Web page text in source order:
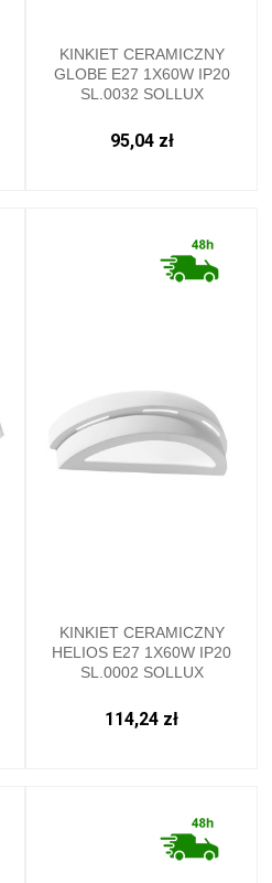
KINKIET CERAMICZNY
GLOBE E27 1X60W IP20
SL.0032 SOLLUX
95,04 zł
KINKIET CERAMICZNY
HELIOS E27 1X60W IP20
SL.0002 SOLLUX
114,24 zł